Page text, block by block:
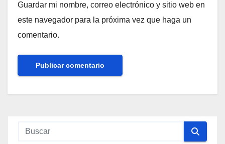
Guardar mi nombre, correo electrónico y sitio web en
este navegador para la próxima vez que haga un
comentario.